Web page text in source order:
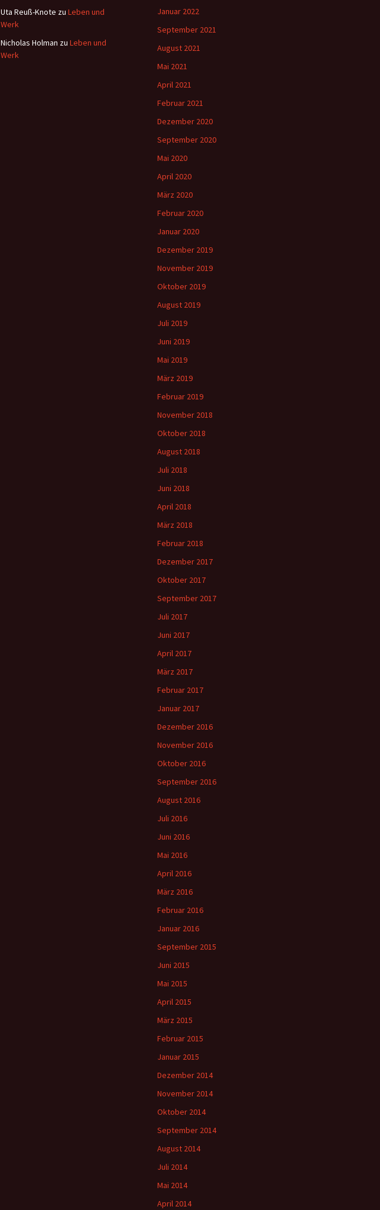
Uta Reuß-Knote zu Leben und
Werk
Nicholas Holman zu Leben und
Werk
Januar 2022
September 2021
August 2021
Mai 2021
April 2021
Februar 2021
Dezember 2020
September 2020
Mai 2020
April 2020
März 2020
Februar 2020
Januar 2020
Dezember 2019
November 2019
Oktober 2019
August 2019
Juli 2019
Juni 2019
Mai 2019
März 2019
Februar 2019
November 2018
Oktober 2018
August 2018
Juli 2018
Juni 2018
April 2018
März 2018
Februar 2018
Dezember 2017
Oktober 2017
September 2017
Juli 2017
Juni 2017
April 2017
März 2017
Februar 2017
Januar 2017
Dezember 2016
November 2016
Oktober 2016
September 2016
August 2016
Juli 2016
Juni 2016
Mai 2016
April 2016
März 2016
Februar 2016
Januar 2016
September 2015
Juni 2015
Mai 2015
April 2015
März 2015
Februar 2015
Januar 2015
Dezember 2014
November 2014
Oktober 2014
September 2014
August 2014
Juli 2014
Mai 2014
April 2014